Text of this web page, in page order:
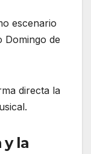
escenario
Domingo de
directa la
y la